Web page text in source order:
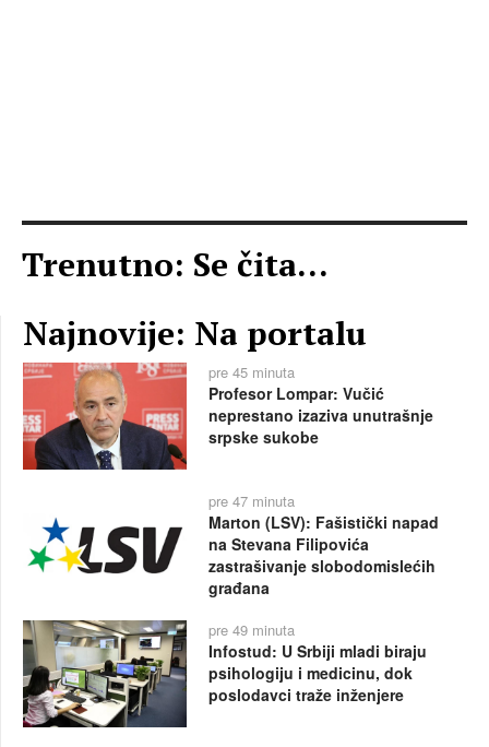
Trenutno: Se čita...
Najnovije: Na portalu
pre 45 minuta
Profesor Lompar: Vučić
neprestano izaziva unutrašnje
srpske sukobe
pre 47 minuta
Marton (LSV): Fašistički napad
na Stevana Filipovića
zastrašivanje slobodomislećih
građana
pre 49 minuta
Infostud: U Srbiji mladi biraju
psihologiju i medicinu, dok
poslodavci traže inženjere